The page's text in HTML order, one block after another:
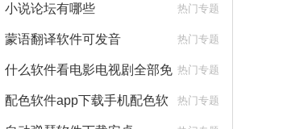
小说论坛有哪些 热门专题
蒙语翻译软件可发音 热门专题
什么软件看电影电视剧全部免
费
热门专题
配色软件app下载手机配色软 热门专题